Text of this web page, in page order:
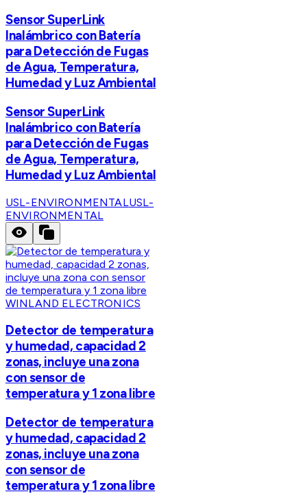
Sensor SuperLink
Inalámbrico con Batería
para Detección de Fugas
de Agua, Temperatura,
Humedad y Luz Ambiental
Sensor SuperLink
Inalámbrico con Batería
para Detección de Fugas
de Agua, Temperatura,
Humedad y Luz Ambiental
USL-ENVIRONMENTALUSL-
ENVIRONMENTAL
WINLAND ELECTRONICS
Detector de temperatura
y humedad, capacidad 2
zonas, incluye una zona
con sensor de
temperatura y 1 zona libre
Detector de temperatura
y humedad, capacidad 2
zonas, incluye una zona
con sensor de
temperatura y 1 zona libre